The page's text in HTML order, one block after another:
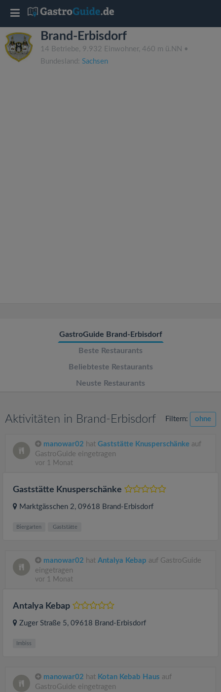
Brand-Erbisdorf
14 Betriebe, 9.932 Einwohner, 460 m ü.NN •
Bundesland: Sachsen
GastroGuide Brand-Erbisdorf
Beste Restaurants
Beliebteste Restaurants
Neuste Restaurants
Aktivitäten in Brand-Erbisdorf Filtern: ohne
manowar02 hat Gaststätte Knusperschänke auf
GastroGuide eingetragen
vor 1 Monat
Gaststätte Knusperschänke
Marktgässchen 2, 09618 Brand-Erbisdorf
Biergarten Gaststätte
manowar02 hat Antalya Kebap auf GastroGuide
eingetragen
vor 1 Monat
Antalya Kebap
Zuger Straße 5, 09618 Brand-Erbisdorf
Imbiss
manowar02 hat Kotan Kebab Haus auf
GastroGuide eingetragen
T